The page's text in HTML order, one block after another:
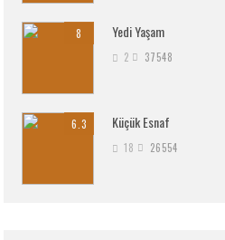
8 Yedi Yaşam
2 37548
6.3 Küçük Esnaf
18 26554